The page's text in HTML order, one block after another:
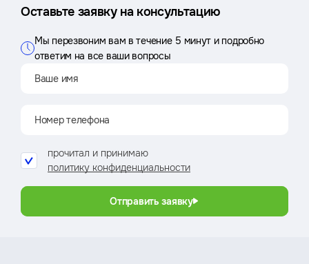
Оставьте заявку на консультацию
Мы перезвоним вам в течение 5 минут и подробно
ответим на все ваши вопросы
прочитал и принимаю
политику конфиденциальности
Отправить заявку